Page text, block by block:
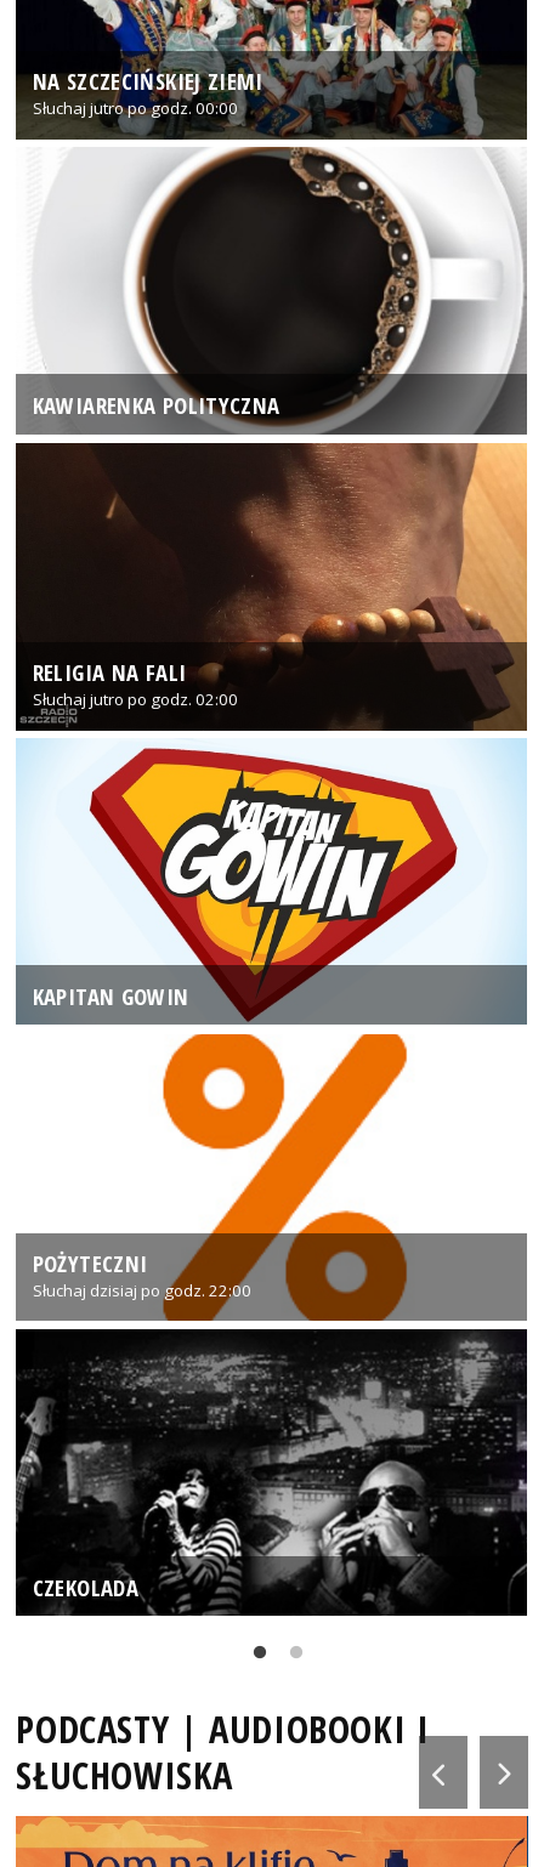
NA SZCZECIŃSKIEJ ZIEMI
Słuchaj jutro po godz. 00:00
KAWIARENKA POLITYCZNA
RELIGIA NA FALI
Słuchaj jutro po godz. 02:00
KAPITAN GOWIN
POŻYTECZNI
Słuchaj dzisiaj po godz. 22:00
CZEKOLADA
PODCASTY | AUDIOBOOKI I
SŁUCHOWISKA